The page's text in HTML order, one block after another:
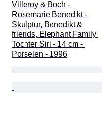
Villeroy & Boch -
Rosemarie Benedikt -
Skulptur, Benedikt &
friends, Elephant Family
Tochter Siri - 14 cm -
Porselen - 1996